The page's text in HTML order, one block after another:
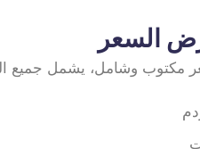
مكتوب وشامل، يشمل جميع